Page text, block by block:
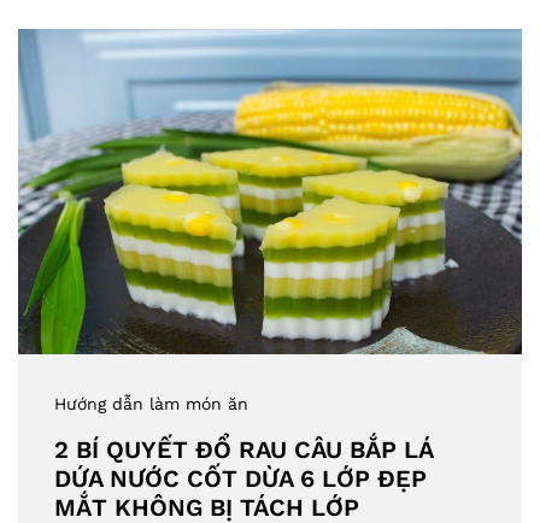
Hướng dẫn làm món ăn
2 BÍ QUYẾT ĐỔ RAU CÂU BẮP LÁ
DỨA NƯỚC CỐT DỪA 6 LỚP ĐẸP
MẮT KHÔNG BỊ TÁCH LỚP